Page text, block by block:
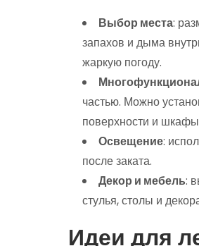
Выбор места:
запахов и дыма
жаркую погоду.
частью. Можно
поверхности и
Освещение:
после заката.
Декор и мебель:
стулья, столы и
Идеи для